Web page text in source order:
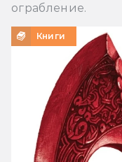
ограбление.
Книги